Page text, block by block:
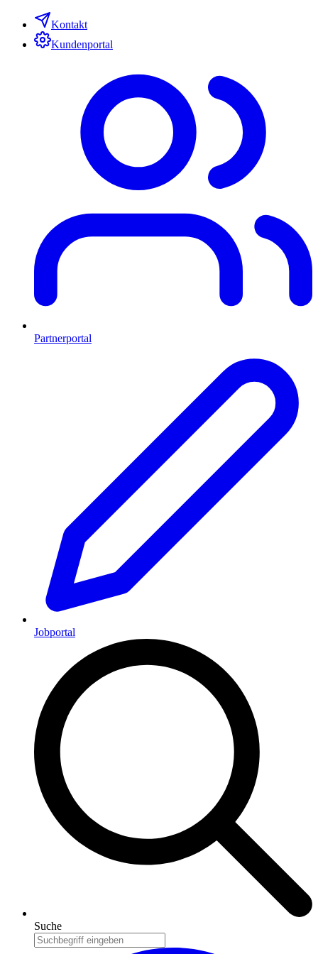
Kontakt
Kundenportal
Partnerportal
Jobportal
Suche